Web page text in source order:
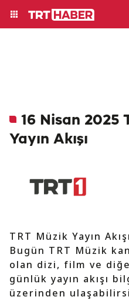
16 Nisan 2025
Yayın Akışı
TRT Müzik Yayın
Bugün TRT Müzik
olan dizi, film ve
günlük yayın akışı
üzerinden